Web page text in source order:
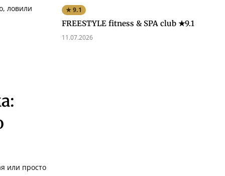
ловили
или просто
★ 9.1
FREESTYLE fitness & SPA club ★9.1
11.07.2026